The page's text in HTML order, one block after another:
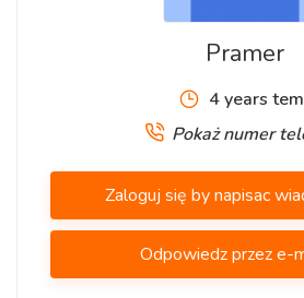
(+8.33%), urlopowy (+8.70%), za
- znajomość angielskiego
- prawo jazdy kat. B
- mile widziane doświadczenie w
Pramer
4 years
Pokaż numer
Zaloguj się by napisac
Odpowiedz przez e-